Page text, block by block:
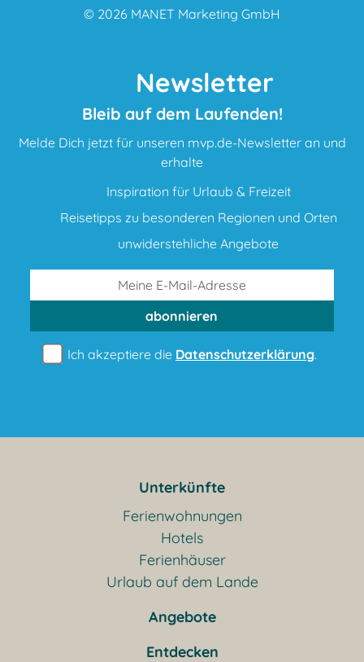
© 2026 MANET Marketing GmbH
Newsletter
Bleib auf dem Laufenden!
Melde Dich jetzt für unseren mvp.de-Newsletter an und
erhalte
Inspiration für Urlaub & Freizeit
Reisetipps zu besonderen Regionen und Orten
unwiderstehliche Angebote
abonnieren
Ich akzeptiere die Datenschutzerklärung.
Unterkünfte
Ferienwohnungen
Hotels
Ferienhäuser
Urlaub auf dem Lande
Angebote
Entdecken